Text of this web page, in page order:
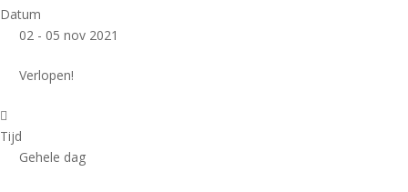
Datum
02 - 05 nov 2021
Verlopen!
Tijd
Gehele dag